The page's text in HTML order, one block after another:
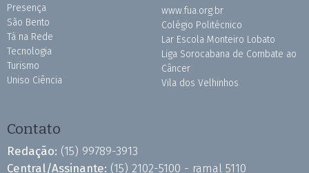
Presença
São Bento
Tá na Rede
Tecnologia
Turismo
Uniso Ciência
www.fua.org.br
Colégio Politécnico
Lar Escola Monteiro Lobato
Liga Sorocabana de Combate ao
Câncer
Vila dos Velhinhos
Contato
Redação: (15) 99789-3913
Central/Assinante: (15) 2102-5100 - ramal 5110